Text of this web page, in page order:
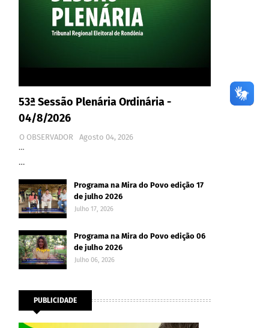
53ª Sessão Plenária Ordinária -
04/8/2026
O OBSERVADOR
Agosto 04, 2026
…
…
Programa na Mira do Povo edição 17
de julho 2026
Julho 17, 2026
Programa na Mira do Povo edição 06
de julho 2026
Julho 06, 2026
PUBLICIDADE